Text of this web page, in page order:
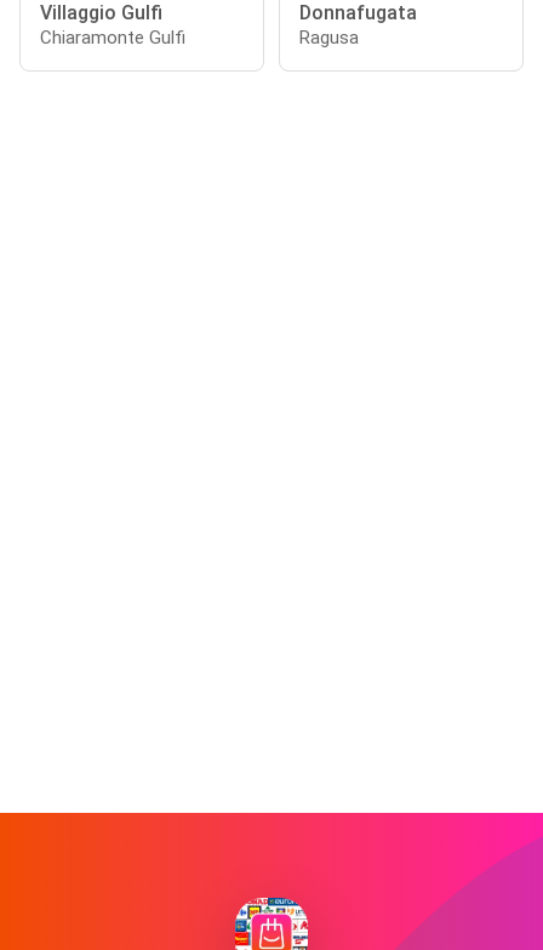
Villaggio Gulfi
Chiaramonte Gulfi
Donnafugata
Ragusa